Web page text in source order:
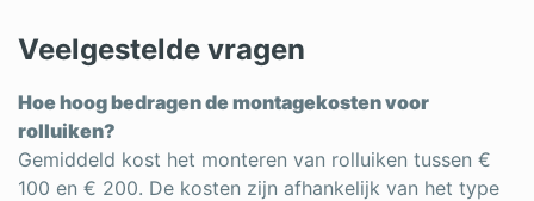
Veelgestelde vragen
Hoe hoog bedragen de montagekosten voor
rolluiken?
Gemiddeld kost het monteren van rolluiken tussen €
100 en € 200. De kosten zijn afhankelijk van het type